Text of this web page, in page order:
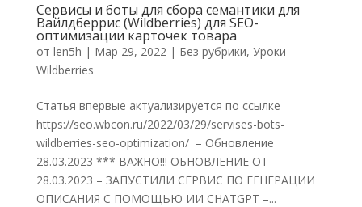
Сервисы и боты для сбора семантики для
Вайлдберрис (Wildberries) для SEO-
оптимизации карточек товара
от len5h | Мар 29, 2022| Без рубрики, Уроки
Wildberries
Статья впервые актуализируется по ссылке
https://seo.wbcon.ru/2022/03/29/servises-bots-
wildberries-seo-optimization/ – Обновление
28.03.2023 *** ВАЖНО!!! ОБНОВЛЕНИЕ ОТ
28.03.2023 – ЗАПУСТИЛИ СЕРВИС ПО ГЕНЕРАЦИИ
ОПИСАНИЯ С ПОМОЩЬЮ ИИ CHATGPT –...